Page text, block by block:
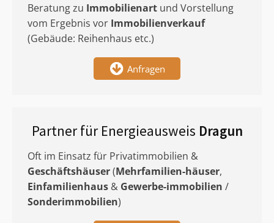
Beratung zu Immobilienart und Vorstellung
vom Ergebnis vor Immobilienverkauf
(Gebäude: Reihenhaus etc.)
Anfragen
Partner für Energieausweis Dragun
Oft im Einsatz für Privatimmobilien &
Geschäftshäuser(Mehrfamilien-häuser,
Einfamilienhaus & Gewerbe-immobilien /
Sonderimmobilien)